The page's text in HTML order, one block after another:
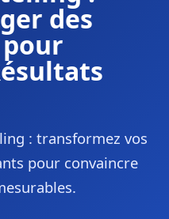
des
: transformez vos
pour convaincre